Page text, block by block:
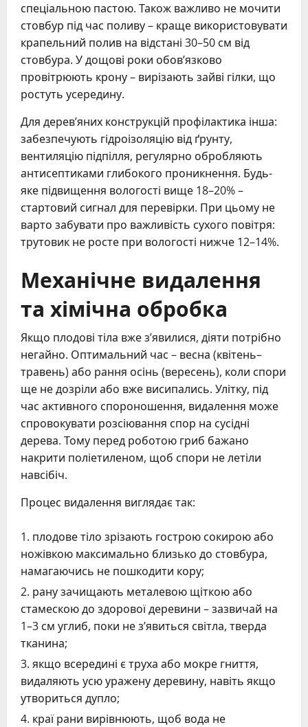
спеціальною пастою. Також важливо не мочити
стовбур під час поливу – краще використовувати
крапельний полив на відстані 30–50 см від
стовбура. У дощові роки обов’язково
провітрюють крону – вирізають зайві гілки, що
ростуть усередину.
Для дерев’яних конструкцій профілактика інша:
забезпечують гідроізоляцію від ґрунту,
вентиляцію підпілля, регулярно обробляють
антисептиками глибокого проникнення. Будь-
яке підвищення вологості вище 18–20% –
стартовий сигнал для перевірки. При цьому не
варто забувати про важливість сухого повітря:
трутовик не росте при вологості нижче 12–14%.
Механічне видалення
та хімічна обробка
Якщо плодові тіла вже з’явилися, діяти потрібно
негайно. Оптимальний час – весна (квітень–
травень) або рання осінь (вересень), коли спори
ще не дозріли або вже висипались. Улітку, під
час активного спороношення, видалення може
спровокувати розсіювання спор на сусідні
дерева. Тому перед роботою гриб бажано
накрити поліетиленом, щоб спори не летіли
навсібіч.
Процес видалення виглядає так:
плодове тіло зрізають гострою сокирою або
ножівкою максимально близько до стовбура,
намагаючись не пошкодити кору;
рану зачищають металевою щіткою або
стамескою до здорової деревини – зазвичай на
1–3 см углиб, поки не з’явиться світла, тверда
тканина;
якщо всередині є труха або мокре гниття,
видаляють усю уражену деревину, навіть якщо
утвориться дупло;
краї рани вирівнюють, щоб вода не